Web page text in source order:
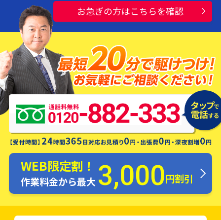
お急ぎの方はこちらを確認
水漏れ・つまり・修理お電話一本ですぐ
にお伺いします！
WEB限定割！
作業料金から最大 3,000円割引